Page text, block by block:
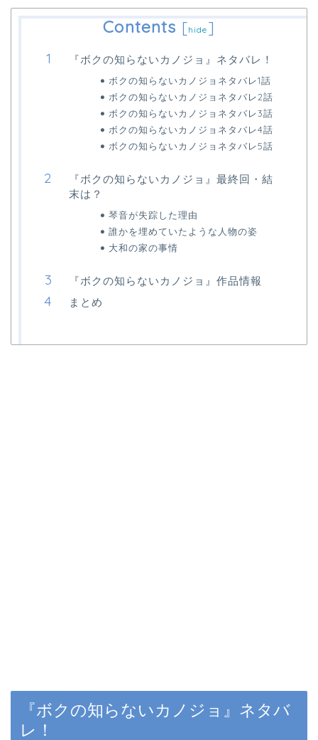
Contents [hide ]
『ボクの知らないカノジョ』ネタバレ！
ボクの知らないカノジョネタバレ1話
ボクの知らないカノジョネタバレ2話
ボクの知らないカノジョネタバレ3話
ボクの知らないカノジョネタバレ4話
ボクの知らないカノジョネタバレ5話
『ボクの知らないカノジョ』最終回・結
末は？
琴音が失踪した理由
誰かを埋めていたような人物の姿
大和の家の事情
『ボクの知らないカノジョ』作品情報
まとめ
『ボクの知らないカノジョ』ネタバ
レ！